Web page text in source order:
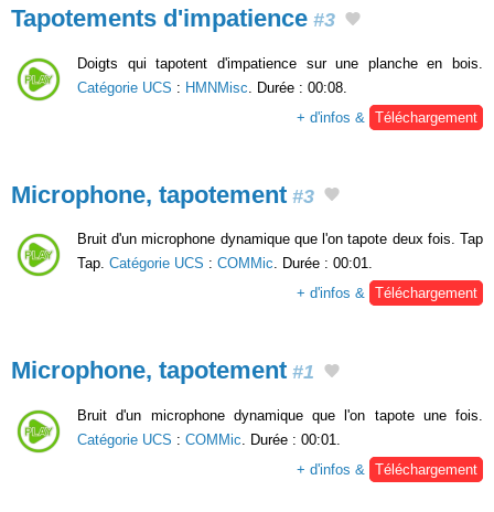
Tapotements d'impatience #3
Doigts qui tapotent d'impatience sur une planche en bois.
Catégorie UCS : HMNMisc . Durée : 00:08.
+ d'infos &
Téléchargement
Microphone, tapotement #3
Bruit d'un microphone dynamique que l'on tapote deux fois. Tap
Tap. Catégorie UCS : COMMic. Durée : 00:01.
+ d'infos & Téléchargement
Microphone, tapotement #1
Bruit d'un microphone dynamique que l'on tapote une fois.
Catégorie UCS : COMMic . Durée : 00:01.
+ d'infos &
Téléchargement